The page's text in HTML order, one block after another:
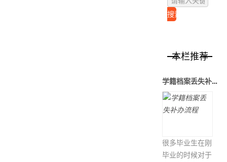
本栏推荐
学籍档案丢失补办流程
很多毕业生在刚
毕业的时候对于